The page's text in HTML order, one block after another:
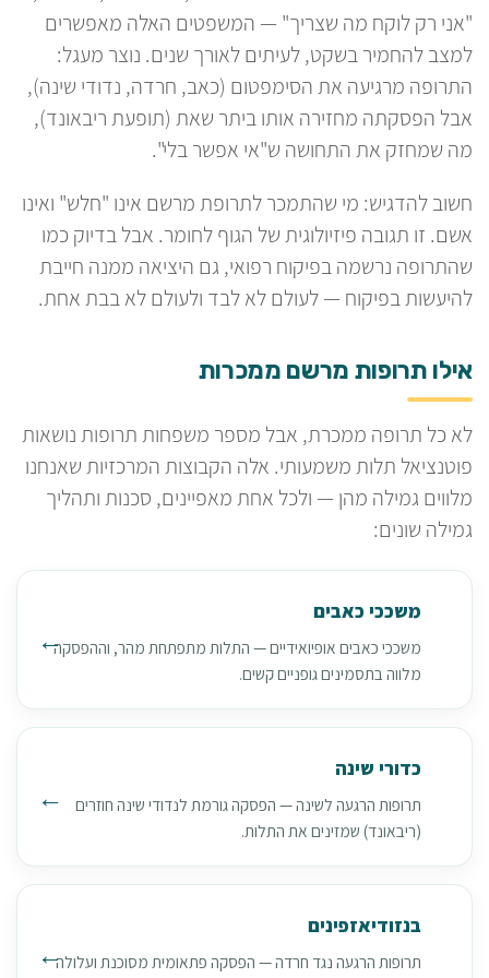
"אני רק לוקח מה שצריך" — המשפטים האלה מאפשרים
למצב להחמיר בשקט, לעיתים לאורך שנים. נוצר מעגל:
התרופה מרגיעה את הסימפטום (כאב, חרדה, נדודי שינה),
אבל הפסקתה מחזירה אותו ביתר שאת (תופעת ריבאונד),
מה שמחזק את התחושה ש"אי אפשר בלי".
חשוב להדגיש: מי שהתמכר לתרופת מרשם אינו "חלש" ואינו
אשם. זו תגובה פיזיולוגית של הגוף לחומר. אבל בדיוק כמו
שהתרופה נרשמה בפיקוח רפואי, גם היציאה ממנה חייבת
להיעשות בפיקוח — לעולם לא לבד ולעולם לא בבת אחת.
אילו תרופות מרשם ממכרות
לא כל תרופה ממכרת, אבל מספר משפחות תרופות נושאות
פוטנציאל תלות משמעותי. אלה הקבוצות המרכזיות שאנחנו
מלווים גמילה מהן — ולכל אחת מאפיינים, סכנות ותהליך
גמילה שונים:
משככי כאבים
משככי כאבים אופיואידיים — התלות מתפתחת מהר, וההפסקה
מלווה בתסמינים גופניים קשים.
כדורי שינה
תרופות הרגעה לשינה — הפסקה גורמת לנדודי שינה חוזרים
(ריבאונד) שמזינים את התלות.
בנזודיאזפינים
תרופות הרגעה נגד חרדה — הפסקה פתאומית מסוכנת ועלולה